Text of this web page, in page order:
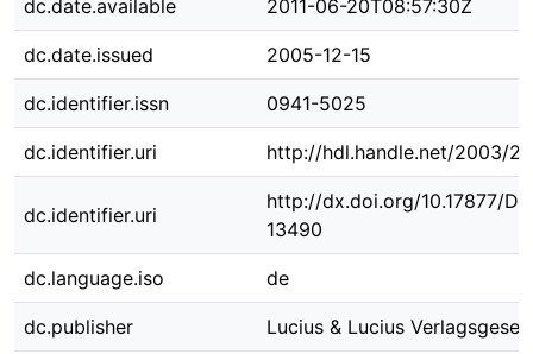
dc.date.available 2011-06-20T08:57:30Z
dc.date.issued 2005-12-15
dc.identifier.issn 0941-5025
dc.identifier.uri http://hdl.handle.net/2003/
dc.identifier.uri
http://dx.doi.org/10.17877/
13490
dc.language.iso de
dc.publisher Lucius & Lucius